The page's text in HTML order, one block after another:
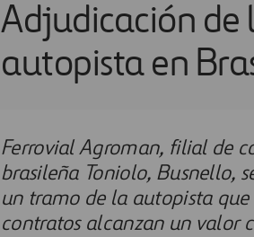
Adjudicación
autopista en
Ferrovial Agroman, filial de
brasileña Toniolo, Busnello,
un tramo de la autopista que
contratos alcanzan un valor